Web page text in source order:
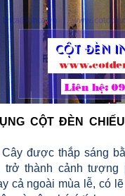
CỘT ĐÈN
Cây được thắp sáng
trở thành cảnh tượng
cả ngoài mùa lễ, có